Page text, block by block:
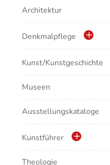
Architektur
Denkmalpflege
Kulturdenkmale in
Kunst/Kunstgeschichte
Antike/Mittelalter
Renaissance/Barock/
Moderne/
Übergreifende
Museen
Ausstellungskataloge
Kunstführer
Abonnement
Theologie